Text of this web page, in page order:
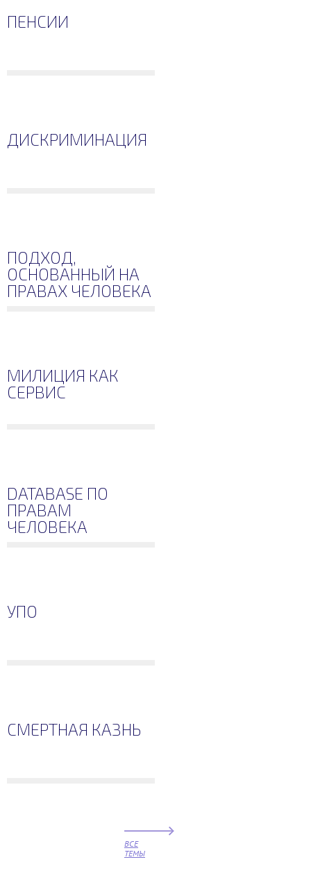
ПЕНСИИ
ДИСКРИМИНАЦИЯ
ПОДХОД,
ОСНОВАННЫЙ НА
ПРАВАХ ЧЕЛОВЕКА
МИЛИЦИЯ КАК
СЕРВИС
DATABASE ПО
ПРАВАМ
ЧЕЛОВЕКА
УПО
СМЕРТНАЯ КАЗНЬ
ВСЕ
ТЕМЫ